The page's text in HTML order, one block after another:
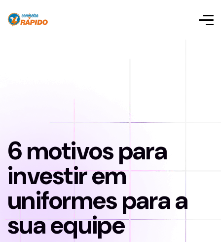
6 motivos para
investir em
uniformes para a
sua equipe